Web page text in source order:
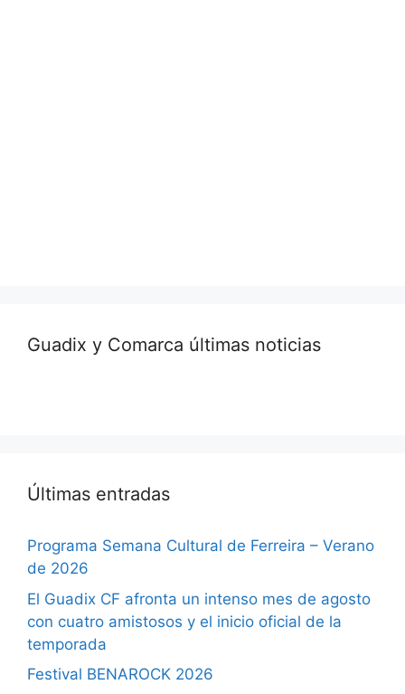
Guadix y Comarca últimas noticias
Últimas entradas
Programa Semana Cultural de Ferreira – Verano
de 2026
El Guadix CF afronta un intenso mes de agosto
con cuatro amistosos y el inicio oficial de la
temporada
Festival BENAROCK 2026